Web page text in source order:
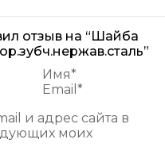
отзыв на “Шайба
Имя*
Email*
и адрес сайта в
моих